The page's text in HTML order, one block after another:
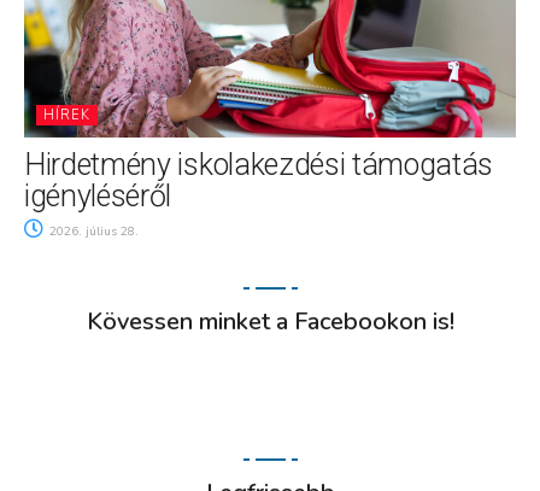
HÍREK
Hirdetmény iskolakezdési támogatás
igényléséről
2026. július 28.
Kövessen minket a Facebookon is!